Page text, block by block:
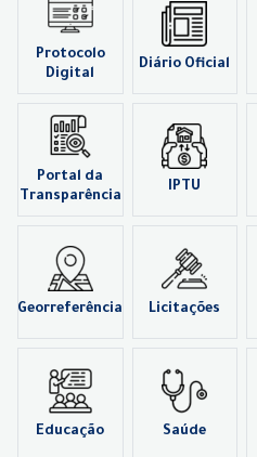
Protocolo
Digital
Diário Oficial
Portal da
Transparência
IPTU
Georreferência Licitações
Educação Saúde